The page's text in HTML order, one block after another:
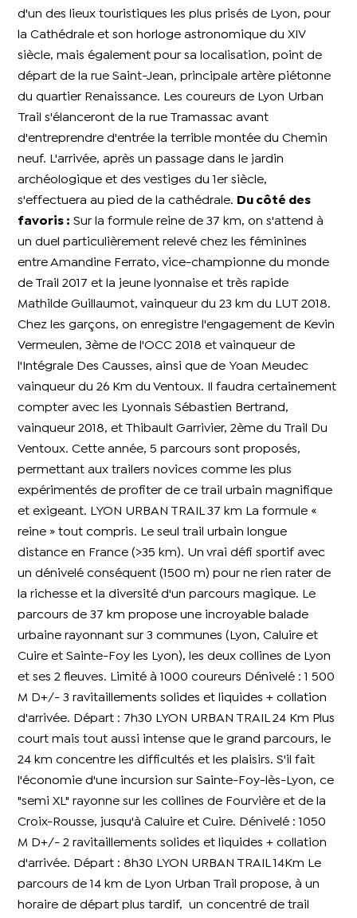
d'un des lieux touristiques les plus prisés de Lyon, pour
la Cathédrale et son horloge astronomique du XIV
siècle, mais également pour sa localisation, point de
départ de la rue Saint-Jean, principale artère piétonne
du quartier Renaissance. Les coureurs de Lyon Urban
Trail s'élanceront de la rue Tramassac avant
d'entreprendre d'entrée la terrible montée du Chemin
neuf. L'arrivée, après un passage dans le jardin
archéologique et des vestiges du 1er siècle,
s'effectuera au pied de la cathédrale.
Du côté des
favoris : Sur la formule reine de 37 km, on s'attend à
un duel particulièrement relevé chez les féminines
entre Amandine Ferrato, vice-championne du monde
de Trail 2017 et la jeune lyonnaise et très rapide
Mathilde Guillaumot, vainqueur du 23 km du LUT 2018.
Chez les garçons, on enregistre l'engagement de Kevin
Vermeulen, 3ème de l'OCC 2018 et vainqueur de
l'Intégrale Des Causses, ainsi que de Yoan Meudec
vainqueur du 26 Km du Ventoux. Il faudra certainement
compter avec les Lyonnais Sébastien Bertrand,
vainqueur 2018, et Thibault Garrivier, 2ème du Trail Du
Ventoux. Cette année, 5 parcours sont proposés,
permettant aux trailers novices comme les plus
expérimentés de profiter de ce trail urbain magnifique
et exigeant. LYON URBAN TRAIL 37 km La formule «
reine » tout compris. Le seul trail urbain longue
distance en France (>35 km). Un vrai défi sportif avec
un dénivelé conséquent (1500 m) pour ne rien rater de
la richesse et la diversité d'un parcours magique. Le
parcours de 37 km propose une incroyable balade
urbaine rayonnant sur 3 communes (Lyon, Caluire et
Cuire et Sainte-Foy les Lyon), les deux collines de Lyon
et ses 2 fleuves. Limité à 1000 coureurs Dénivelé : 1 500
M D+/- 3 ravitaillements solides et liquides + collation
d'arrivée. Départ : 7h30 LYON URBAN TRAIL 24 Km Plus
court mais tout aussi intense que le grand parcours, le
24 km concentre les difficultés et les plaisirs. S'il fait
l'économie d'une incursion sur Sainte-Foy-lès-Lyon, ce
"semi XL" rayonne sur les collines de Fourvière et de la
Croix-Rousse, jusqu'à Caluire et Cuire. Dénivelé : 1050
M D+/- 2 ravitaillements solides et liquides + collation
d'arrivée. Départ : 8h30 LYON URBAN TRAIL 14Km Le
parcours de 14 km de Lyon Urban Trail propose, à un
horaire de départ plus tardif, un concentré de trail